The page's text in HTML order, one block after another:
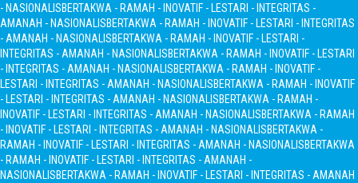
- NASIONALISBERTAKWA - RAMAH - INOVATIF - LESTARI - INTEGRITAS -
AMANAH - NASIONALISBERTAKWA - RAMAH - INOVATIF - LESTARI - INTEGRITAS
- AMANAH - NASIONALISBERTAKWA - RAMAH - INOVATIF - LESTARI -
INTEGRITAS - AMANAH - NASIONALISBERTAKWA - RAMAH - INOVATIF - LESTARI
- INTEGRITAS - AMANAH - NASIONALISBERTAKWA - RAMAH - INOVATIF -
LESTARI - INTEGRITAS - AMANAH - NASIONALISBERTAKWA - RAMAH - INOVATIF
- LESTARI - INTEGRITAS - AMANAH - NASIONALISBERTAKWA - RAMAH -
INOVATIF - LESTARI - INTEGRITAS - AMANAH - NASIONALISBERTAKWA - RAMAH
- INOVATIF - LESTARI - INTEGRITAS - AMANAH - NASIONALISBERTAKWA -
RAMAH - INOVATIF - LESTARI - INTEGRITAS - AMANAH - NASIONALISBERTAKWA
- RAMAH - INOVATIF - LESTARI - INTEGRITAS - AMANAH -
NASIONALISBERTAKWA - RAMAH - INOVATIF - LESTARI - INTEGRITAS - AMANAH